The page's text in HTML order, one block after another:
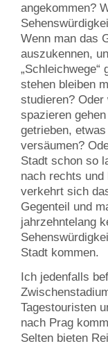
angekommen?
Wenn man das
auszukennen,
„Schleichwege“
stehen bleiben
studieren?
spazieren
getrieben,
versäumen?
Stadt schon so
nach rechts
verkehrt sich
Gegenteil und
jahrzehntelang
Stadt kommen.
Ich jedenfalls
Tagestouristen
nach Prag
Selten bieten